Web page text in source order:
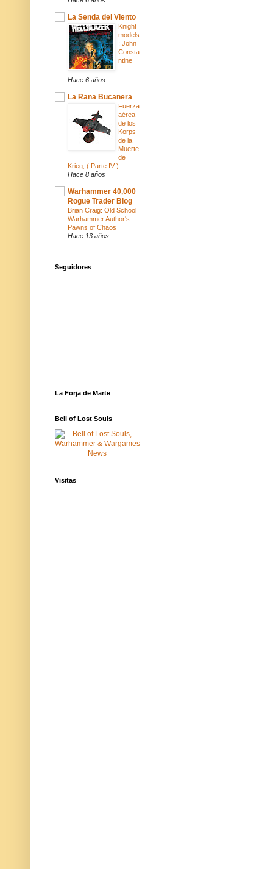
La Senda del Viento
Knight
models
: John
Consta
ntine
Hace 6 años
La Rana Bucanera
Fuerza
aérea
de los
Korps
de la
Muerte
de
Krieg, ( Parte IV )
Hace 8 años
Warhammer 40,000
Rogue Trader Blog
Brian Craig: Old School
Warhammer Author's
Pawns of Chaos
Hace 13 años
Seguidores
La Forja de Marte
Bell of Lost Souls
Visitas